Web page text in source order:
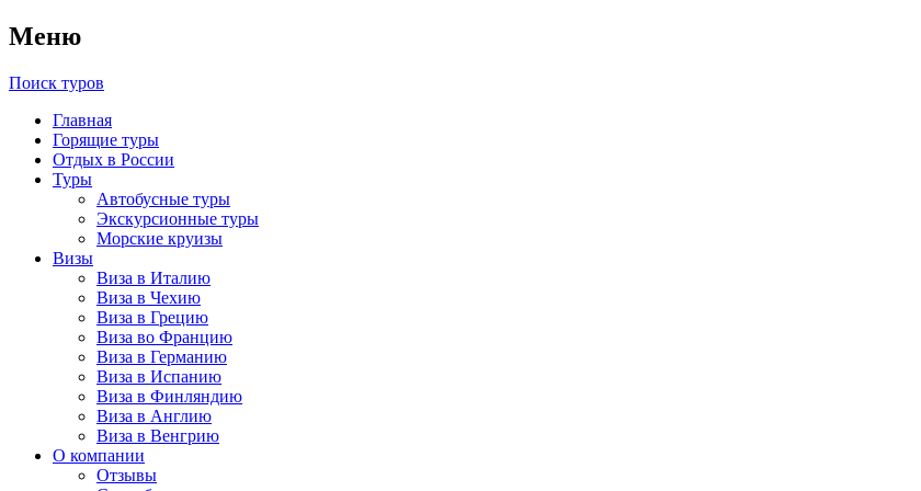
Меню
Поиск туров
Главная
Горящие туры
Отдых в России
Туры
Автобусные туры
Экскурсионные туры
Морские круизы
Визы
Виза в Италию
Виза в Чехию
Виза в Грецию
Виза во Францию
Виза в Германию
Виза в Испанию
Виза в Финляндию
Виза в Англию
Виза в Венгрию
О компании
Отзывы